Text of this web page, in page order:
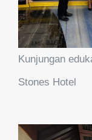
Kunjungan
Stones Hotel